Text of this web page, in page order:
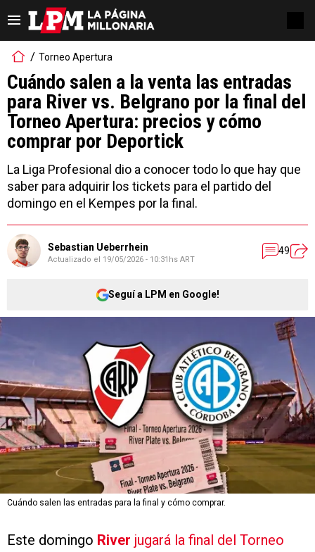
Torneo Apertura
Cuándo salen a la venta las entradas
para River vs. Belgrano por la final del
Torneo Apertura: precios y cómo
comprar por Deportick
La Liga Profesional dio a conocer todo lo que hay que
saber para adquirir los tickets para el partido del
domingo en el Kempes por la final.
Sebastian Ueberrhein
Actualizado el 19/05/2026 - 10:31hs ART
49
Seguí a LPM en Google!
Cuándo salen las entradas para la final y cómo comprar.
Este domingo River jugará la final del Torneo